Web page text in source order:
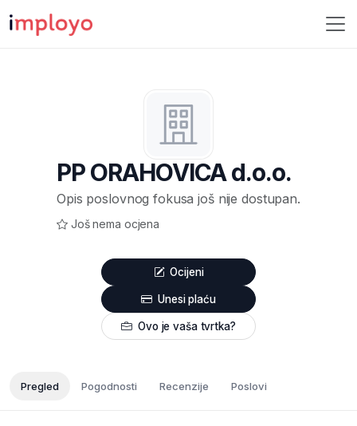
PP ORAHOVICA d.o.o.
Opis poslovnog fokusa još nije dostupan.
Još nema ocjena
Ocijeni
Unesi plaću
Ovo je vaša tvrtka?
Pregled Pogodnosti Recenzije Poslovi